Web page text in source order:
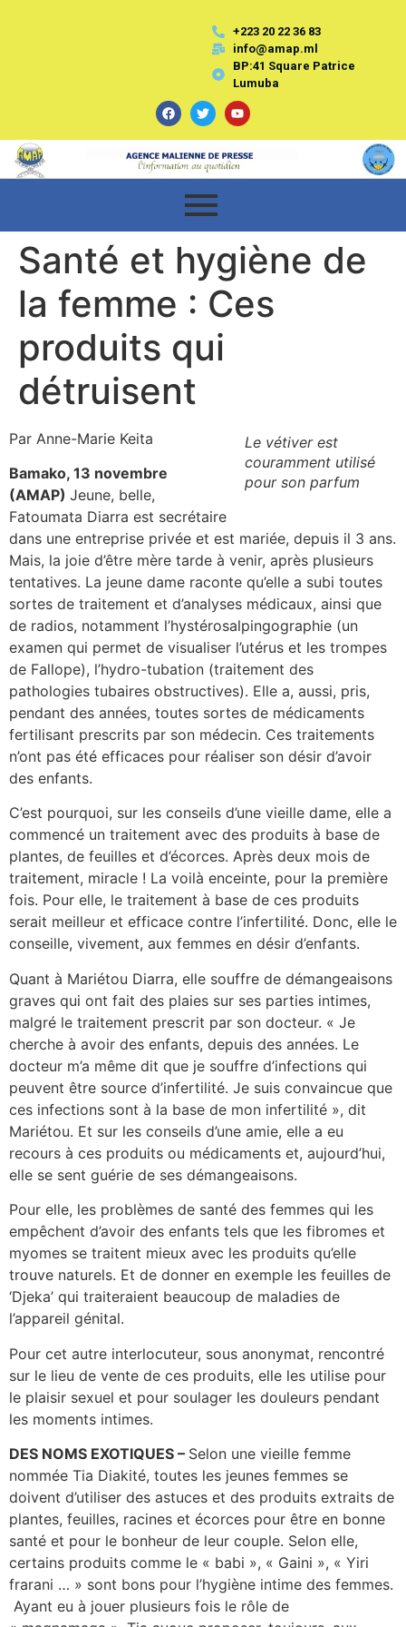
+223 20 22 36 83
info@amap.ml
BP:41 Square Patrice
Lumuba
Santé et hygiène de
la femme : Ces
produits qui
détruisent
Le vétiver est
couramment utilisé
pour son parfum
Par Anne-Marie Keita
Bamako, 13 novembre
(AMAP) Jeune, belle,
Fatoumata Diarra est secrétaire
dans une entreprise privée et est mariée, depuis il 3 ans.
Mais, la joie d’être mère tarde à venir, après plusieurs
tentatives. La jeune dame raconte qu’elle a subi toutes
sortes de traitement et d’analyses médicaux, ainsi que
de radios, notamment l’hystérosalpingographie (un
examen qui permet de visualiser l’utérus et les trompes
de Fallope), l’hydro-tubation (traitement des
pathologies tubaires obstructives). Elle a, aussi, pris,
pendant des années, toutes sortes de médicaments
fertilisant prescrits par son médecin. Ces traitements
n’ont pas été efficaces pour réaliser son désir d’avoir
des enfants.
C’est pourquoi, sur les conseils d’une vieille dame, elle a
commencé un traitement avec des produits à base de
plantes, de feuilles et d’écorces. Après deux mois de
traitement, miracle ! La voilà enceinte, pour la première
fois. Pour elle, le traitement à base de ces produits
serait meilleur et efficace contre l’infertilité. Donc, elle le
conseille, vivement, aux femmes en désir d’enfants.
Quant à Mariétou Diarra, elle souffre de démangeaisons
graves qui ont fait des plaies sur ses parties intimes,
malgré le traitement prescrit par son docteur. « Je
cherche à avoir des enfants, depuis des années. Le
docteur m’a même dit que je souffre d’infections qui
peuvent être source d’infertilité. Je suis convaincue que
ces infections sont à la base de mon infertilité », dit
Mariétou. Et sur les conseils d’une amie, elle a eu
recours à ces produits ou médicaments et, aujourd’hui,
elle se sent guérie de ses démangeaisons.
Pour elle, les problèmes de santé des femmes qui les
empêchent d’avoir des enfants tels que les fibromes et
myomes se traitent mieux avec les produits qu’elle
trouve naturels. Et de donner en exemple les feuilles de
‘Djeka’ qui traiteraient beaucoup de maladies de
l’appareil génital.
Pour cet autre interlocuteur, sous anonymat, rencontré
sur le lieu de vente de ces produits, elle les utilise pour
le plaisir sexuel et pour soulager les douleurs pendant
les moments intimes.
DES NOMS EXOTIQUES – Selon une vieille femme
nommée Tia Diakité, toutes les jeunes femmes se
doivent d’utiliser des astuces et des produits extraits de
plantes, feuilles, racines et écorces pour être en bonne
santé et pour le bonheur de leur couple. Selon elle,
certains produits comme le « babi », « Gaini », « Yiri
frarani … » sont bons pour l’hygiène intime des femmes.
Ayant eu à jouer plusieurs fois le rôle de